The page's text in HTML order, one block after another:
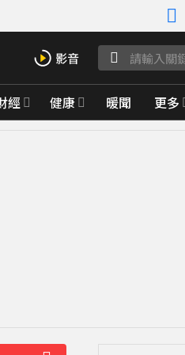
經 健康 暖聞 更多